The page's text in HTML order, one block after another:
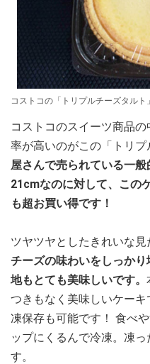
コストコの「トリプルチーズタルト」
コストコのスイーツ商品
率が高いのがこの「トリプ
屋さんで売られている一
21cmなのに対して、この
も超お買い得です！
ツヤツヤとしたきれいな見
チーズの味わいをしっか
地もとても美味しいです。
つきもなく美味しいケー
凍保存も可能です！ 食べ
ップにくるんで冷凍。凍
す。